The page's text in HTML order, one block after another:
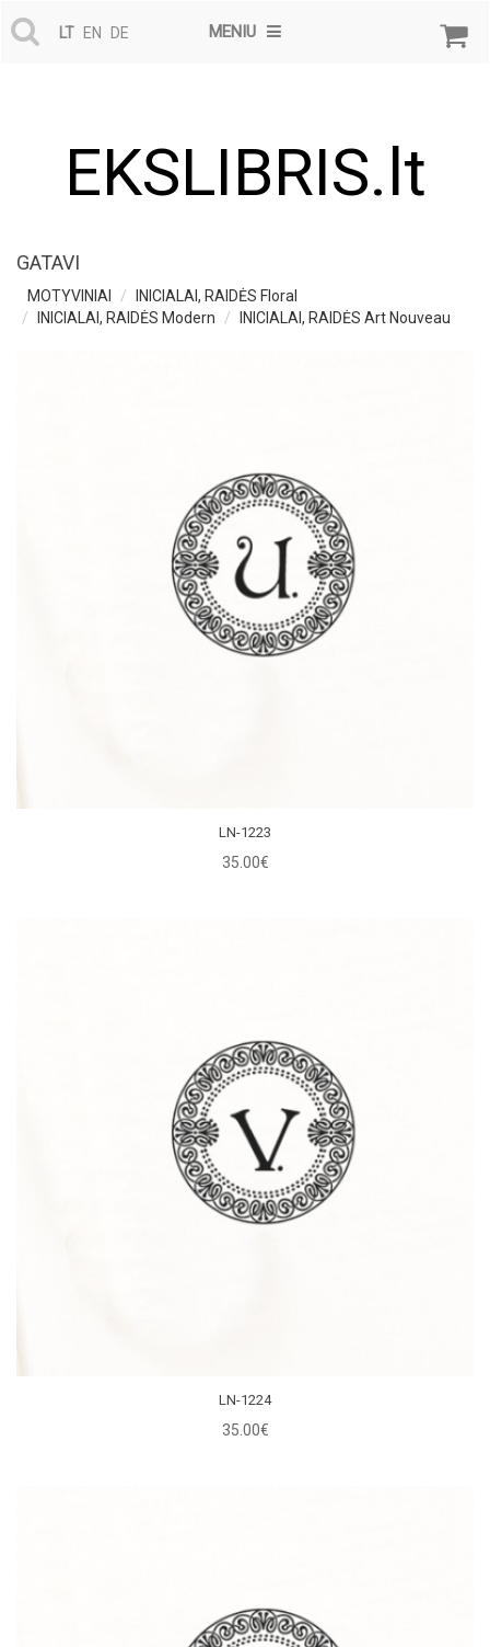
LT EN DE
EKSLIBRIS.lt
MENIU
GATAVI
MOTYVINIAI
INICIALAI, RAIDĖS Floral
INICIALAI, RAIDĖS Modern
INICIALAI, RAIDĖS Art Nouveau
LN-1223
35.00€
LN-1224
35.00€